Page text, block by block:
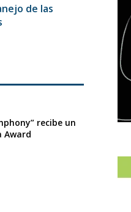
de las
recibe un
Award